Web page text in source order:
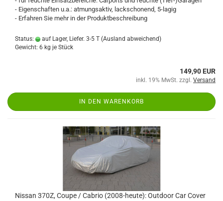
- Eigenschaften u.a.: atmungsaktiv, lackschonend, 5-lagig
- Erfahren Sie mehr in der Produktbeschreibung
Status: auf Lager, Liefer. 3-5 T (Ausland abweichend)
Gewicht: 6 kg je Stück
149,90 EUR
inkl. 19% MwSt. zzgl. Versand
IN DEN WARENKORB
Nissan 370Z, Coupe / Cabrio (2008-heute): Outdoor Car Cover